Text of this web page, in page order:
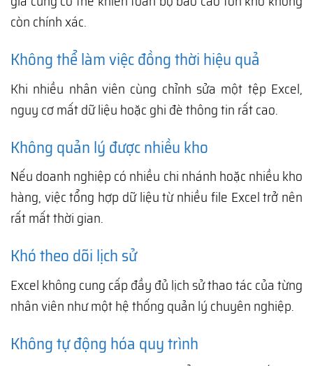
còn chính xác.
Không thể làm việc đồng thời hiệu quả
Khi nhiều nhân viên cùng chỉnh sửa một tệp Excel,
nguy cơ mất dữ liệu hoặc ghi đè thông tin rất cao.
Không quản lý được nhiều kho
Nếu doanh nghiệp có nhiều chi nhánh hoặc nhiều kho
hàng, việc tổng hợp dữ liệu từ nhiều file Excel trở nên
rất mất thời gian.
Khó theo dõi lịch sử
Excel không cung cấp đầy đủ lịch sử thao tác của từng
nhân viên như một hệ thống quản lý chuyên nghiệp.
Không tự động hóa quy trình